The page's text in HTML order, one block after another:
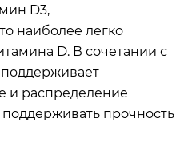
D3,
наиболее легко
D. В сочетании с
и распределение
поддерживать прочность